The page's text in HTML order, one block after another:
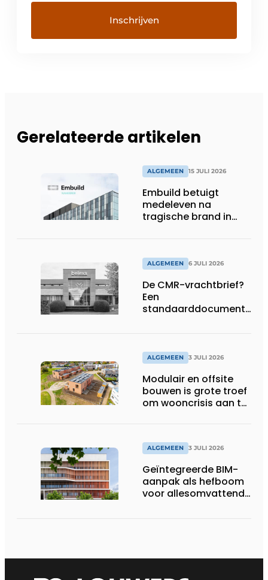
Gerelateerde artikelen
ALGEMEEN 15 JULI 2026
Embuild betuigt
medeleven na
tragische brand in
ALGEMEEN 6 JULI 2026
De CMR-vrachtbrief?
Een
standaarddocument
ALGEMEEN 3 JULI 2026
Modulair en offsite
bouwen is grote troef
om wooncrisis aan te
ALGEMEEN 3 JULI 2026
Geïntegreerde BIM-
aanpak als hefboom
voor allesomvattende